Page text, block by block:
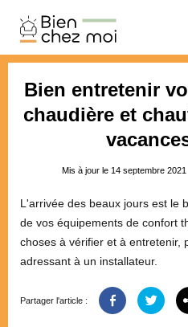
Bien
Chez
Moi
Bien entretenir
chaudière et
Mis à jour le 14 septembre 2021
L'arrivée des beaux jours est le
de vos équipements de confort
choses à vérifier et à entretenir,
adressant à un installateur.
Partager l'article :